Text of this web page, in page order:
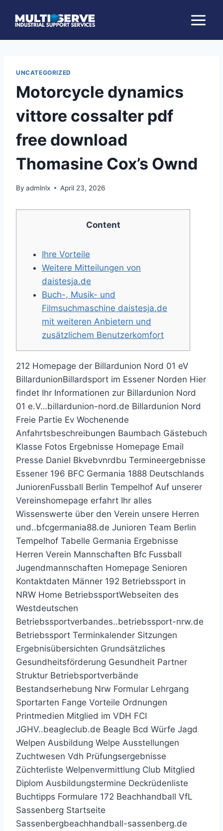
UNCATEGORIZED
Motorcycle dynamics
vittore cossalter pdf
free download
Thomasine Cox’s Ownd
By admlnlx April 23, 2026
Content
Ihre Vorteile
Weitere Mitteilungen von
daistesja.de
Buch-, Musik- und
Filmsuchmaschine daistesja.de
mit weiteren Anbietern und
zusätzlichem Benutzerkomfort
212 Homepage der Billardunion Nord 01 eV
BillardunionBillardsport im Essener Norden Hier
findet Ihr Informationen zur Billardunion Nord
01 e.V…billardunion-nord.de Billardunion Nord
Freie Partie Ev Wochenende
Anfahrtsbeschreibungen Baumbach Gästebuch
Klasse Fotos Ergebnisse Homepage Email
Presse Daniel Bkvebvnrdbu Termineergebnisse
Essener 196 BFC Germania 1888 Deutschlands
JuniorenFussball Berlin Tempelhof Auf unserer
Vereinshomepage erfahrt Ihr alles
Wissenswerte über den Verein unsere Herren
und..bfcgermania88.de Junioren Team Berlin
Tempelhof Tabelle Germania Ergebnisse
Herren Verein Mannschaften Bfc Fussball
Jugendmannschaften Homepage Senioren
Kontaktdaten Männer 192 Betriebssport in
NRW Home BetriebssportWebseiten des
Westdeutschen
Betriebssportverbandes..betriebssport-nrw.de
Betriebssport Terminkalender Sitzungen
Ergebnisübersichten Grundsätzliches
Gesundheitsförderung Gesundheit Partner
Struktur Betriebsportverbände
Bestandserhebung Nrw Formular Lehrgang
Sportarten Fange Vorteile Ordnungen
Printmedien Mitglied im VDH FCI
JGHV..beagleclub.de Beagle Bcd Würfe Jagd
Welpen Ausbildung Welpe Ausstellungen
Zuchtwesen Vdh Prüfungsergebnisse
Züchterliste Welpenvermittlung Club Mitglied
Diplom Ausbildungstermine Deckrüdenliste
Buchtipps Formulare 172 Beachhandball VfL
Sassenberg Startseite
Sassenbergbeachhandball-sassenberg.de